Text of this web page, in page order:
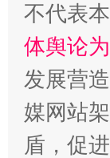
不代表
体舆论
发展营
媒网站
盾，促